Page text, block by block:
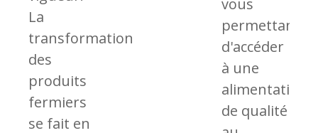
La
transformation
des
produits
fermiers
se fait en
vous
permettant
d'accéder
à une
alimentation
de qualité